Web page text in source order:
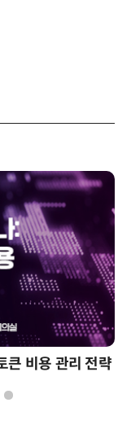
큰 비용 관리 전략